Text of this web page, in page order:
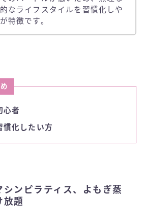
なライフスタイルを習慣化しや
特徴です。
心者
慣化したい方
ンピラティス、よもぎ蒸
放題